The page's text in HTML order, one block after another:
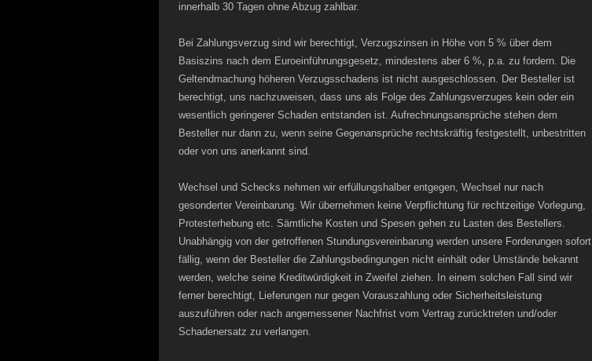
innerhalb 30 Tagen ohne Abzug zahlbar.
Bei Zahlungsverzug sind wir berechtigt, Verzugszinsen in Höhe von 5 % über dem
Basiszins nach dem Euroeinführungsgesetz, mindestens aber 6 %, p.a. zu fordern. Die
Geltendmachung höheren Verzugsschadens ist nicht ausgeschlossen. Der Besteller ist
berechtigt, uns nachzuweisen, dass uns als Folge des Zahlungsverzuges kein oder ein
wesentlich geringerer Schaden entstanden ist. Aufrechnungsansprüche stehen dem
Besteller nur dann zu, wenn seine Gegenansprüche rechtskräftig festgestellt, unbestritten
oder von uns anerkannt sind.
Wechsel und Schecks nehmen wir erfüllungshalber entgegen, Wechsel nur nach
gesonderter Vereinbarung. Wir übernehmen keine Verpflichtung für rechtzeitige Vorlegung,
Protesterhebung etc. Sämtliche Kosten und Spesen gehen zu Lasten des Bestellers.
Unabhängig von der getroffenen Stundungsvereinbarung werden unsere Forderungen sofort
fällig, wenn der Besteller die Zahlungsbedingungen nicht einhält oder Umstände bekannt
werden, welche seine Kreditwürdigkeit in Zweifel ziehen. In einem solchen Fall sind wir
ferner berechtigt, Lieferungen nur gegen Vorauszahlung oder Sicherheitsleistung
auszuführen oder nach angemessener Nachfrist vom Vertrag zurücktreten und/oder
Schadenersatz zu verlangen.